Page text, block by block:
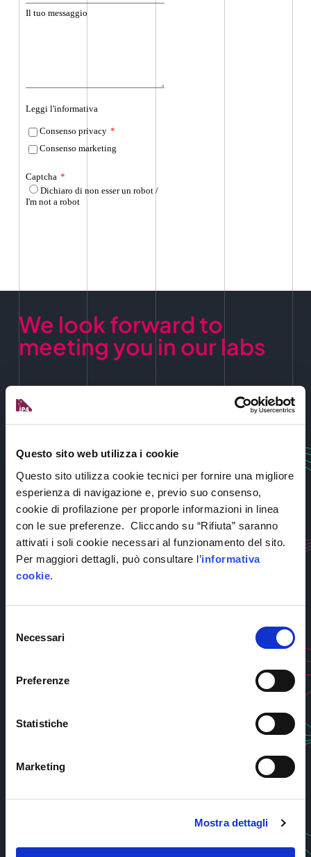
Questo sito web utilizza i cookie
Questo sito utilizza cookie tecnici per fornire una migliore
esperienza di navigazione e, previo suo consenso,
cookie di profilazione per proporle informazioni in linea
con le sue preferenze. Cliccando su “Rifiuta” saranno
attivati i soli cookie necessari al funzionamento del sito.
Per maggiori dettagli, può consultare l’informativa
cookie.
delNecessari
Preferenze
Statistiche
Marketing
Mostra dettagli
We look forward to
meeting you in our labs
Advanced manufacturing solutions
Viale Comunali, 22 – 33078 San Vito al Tagliamento (PN)
Presso LEF, Lean Experience Factory
E-mail: contatti@ip4fvg.it
Find out more
Data Optimization & Simulation
Località Padriciano, 99 - 34149 Trieste Presso Area
Science Park